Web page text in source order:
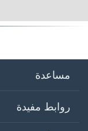
مساعدة
روابط مفيدة